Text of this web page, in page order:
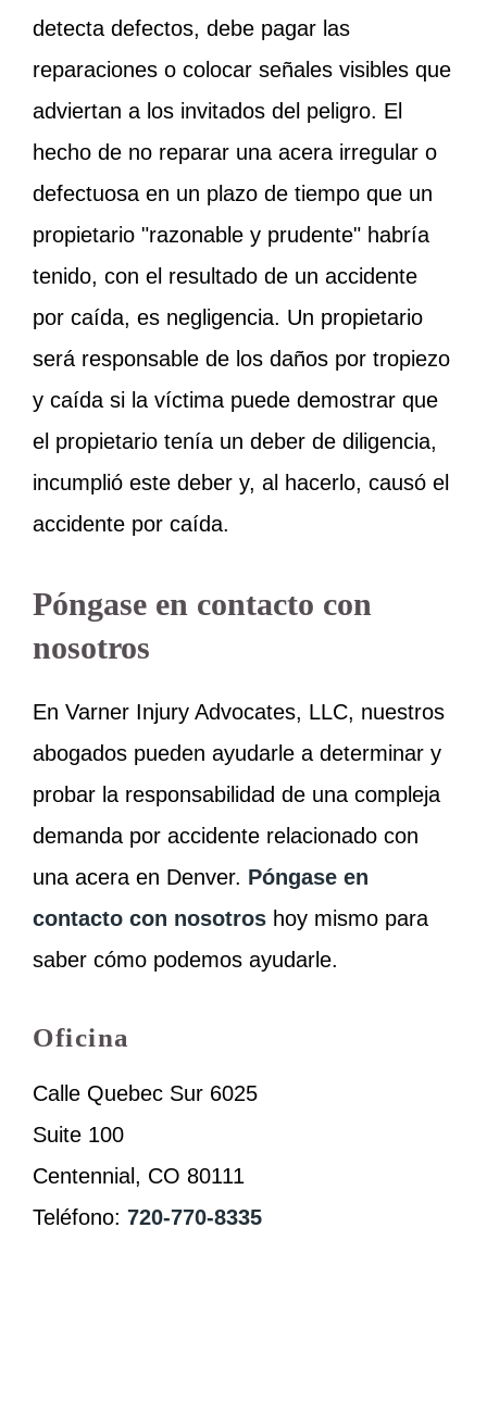
detecta defectos, debe pagar las
reparaciones o colocar señales visibles que
adviertan a los invitados del peligro. El
hecho de no reparar una acera irregular o
defectuosa en un plazo de tiempo que un
propietario "razonable y prudente" habría
tenido, con el resultado de un accidente
por caída, es negligencia. Un propietario
será responsable de los daños por tropiezo
y caída si la víctima puede demostrar que
el propietario tenía un deber de diligencia,
incumplió este deber y, al hacerlo, causó el
accidente por caída.
Póngase en contacto con
nosotros
En Varner Injury Advocates, LLC, nuestros
abogados pueden ayudarle a determinar y
probar la responsabilidad de una compleja
demanda por accidente relacionado con
una acera en Denver. Póngase en
contacto con nosotros hoy mismo para
saber cómo podemos ayudarle.
Oficina
Calle Quebec Sur 6025
Suite 100
Centennial, CO 80111
Teléfono: 720-770-8335